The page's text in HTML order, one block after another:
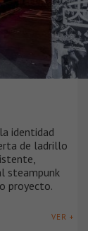
identidad
de ladrillo
steampunk
proyecto.
VER +